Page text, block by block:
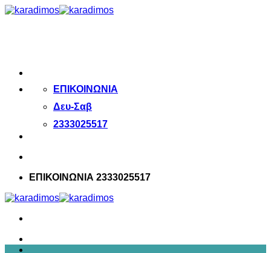
Μετάβαση
ΕΠΙΚΟΙΝΩΝΙΑ
Δευ-Σαβ
2333025517
ΕΠΙΚΟΙΝΩΝΙΑ 2333025517